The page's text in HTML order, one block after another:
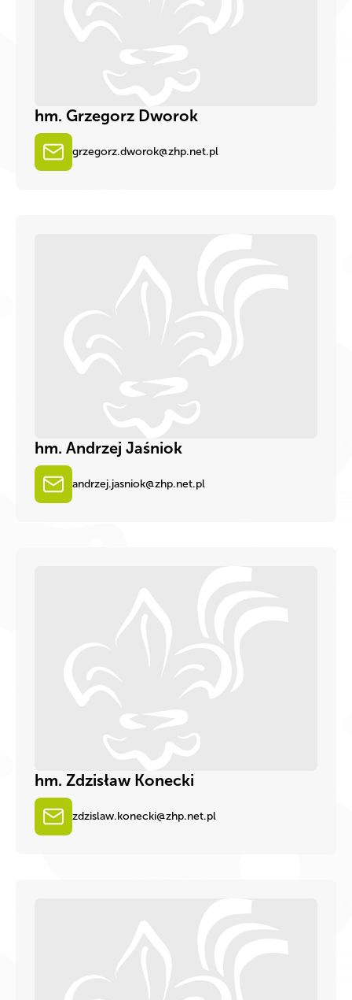
hm. Grzegorz Dworok
grzegorz.dworok@zhp.net.pl
hm. Andrzej Jaśniok
andrzej.jasniok@zhp.net.pl
hm. Zdzisław Konecki
zdzislaw.konecki@zhp.net.pl